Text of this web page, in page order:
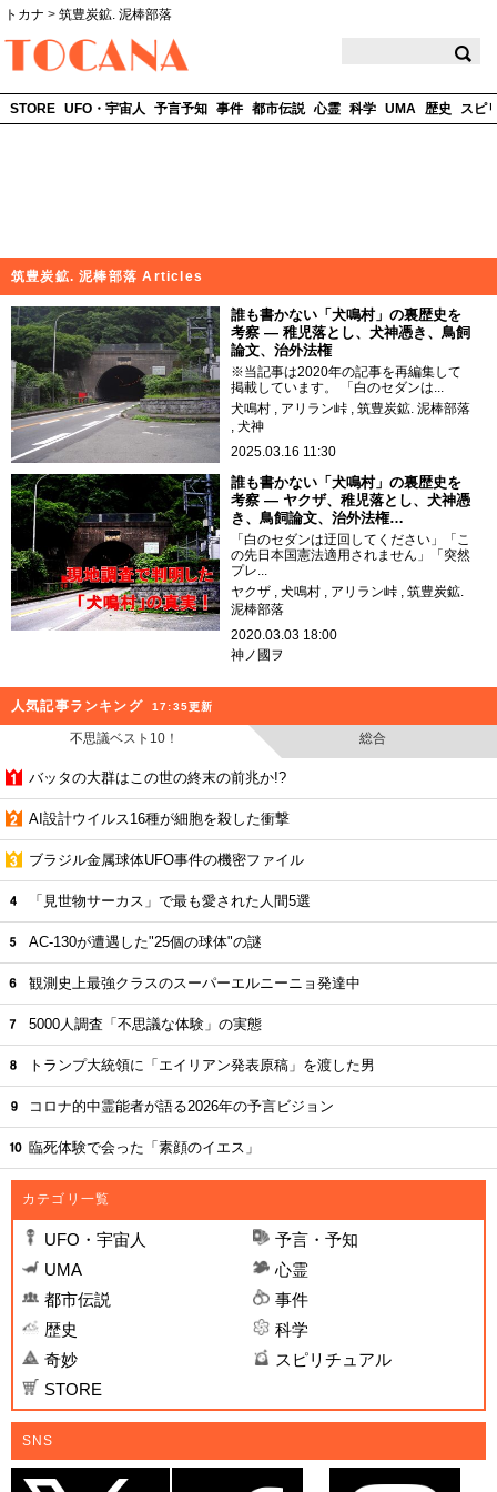
トカナ > 筑豊炭鉱. 泥棒部落
STORE UFO・宇宙人 予言予知 事件 都市伝説 心霊 科学 UMA 歴史 スピ
筑豊炭鉱. 泥棒部落 Articles
誰も書かない「犬鳴村」の裏歴史を
考察 ― 稚児落とし、犬神憑き、鳥飼
論文、治外法権
※当記事は2020年の記事を再編集して
掲載しています。 「白のセダンは...
犬鳴村
アリラン峠
筑豊炭鉱. 泥棒部落
犬神
2025.03.16 11:30
誰も書かない「犬鳴村」の裏歴史を
考察 ― ヤクザ、稚児落とし、犬神憑
き、鳥飼論文、治外法権…
「白のセダンは迂回してください」「こ
の先日本国憲法適用されません」「突然
プレ...
ヤクザ
犬鳴村 アリラン峠
筑豊炭鉱.
泥棒部落
2020.03.03 18:00
神ノ國ヲ
人気記事ランキング 17:35更新
不思議ベスト10！ 総合
バッタの大群はこの世の終末の前兆か!?
AI設計ウイルス16種が細胞を殺した衝撃
ブラジル金属球体UFO事件の機密ファイル
「見世物サーカス」で最も愛された人間5選
AC-130が遭遇した"25個の球体"の謎
観測史上最強クラスのスーパーエルニーニョ発達中
5000人調査「不思議な体験」の実態
トランプ大統領に「エイリアン発表原稿」を渡した男
コロナ的中霊能者が語る2026年の予言ビジョン
臨死体験で会った「素顔のイエス」
カテゴリ一覧
UFO・宇宙人
予言・予知
UMA
心霊
都市伝説
事件
歴史
科学
奇妙
スピリチュアル
STORE
SNS